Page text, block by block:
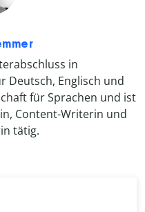
in
Deutsch, Englisch und
für Sprachen und ist
Content-Writerin und
tätig.